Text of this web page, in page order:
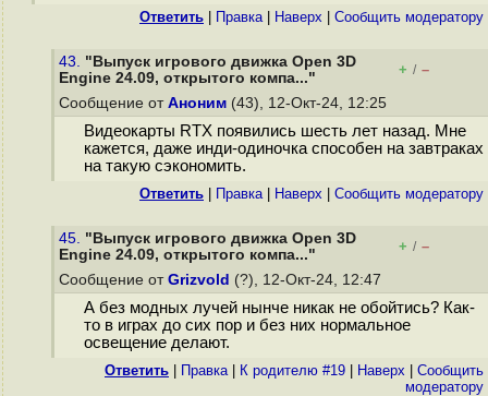
Ответить Правка| Наверх Cообщить модератору
43. "Выпуск игрового движка Open 3D
Engine 24.09, открытого компа..."
+ / –
Сообщение от Аноним (43), 12-Окт-24, 12:25
Видеокарты RTX появились шесть лет назад. Мне
кажется, даже инди-одиночка способен на завтраках
на такую сэкономить.
Ответить Правка| Наверх Cообщить модератору
45. "Выпуск игрового движка Open 3D
Engine 24.09, открытого компа..."
+ / –
Сообщение от Grizvold (?), 12-Окт-24, 12:47
А без модных лучей нынче никак не обойтись? Как-
то в играх до сих пор и без них нормальное
освещение делают.
Ответить Правка| К родителю #19 Наверх
Cообщить
модератору